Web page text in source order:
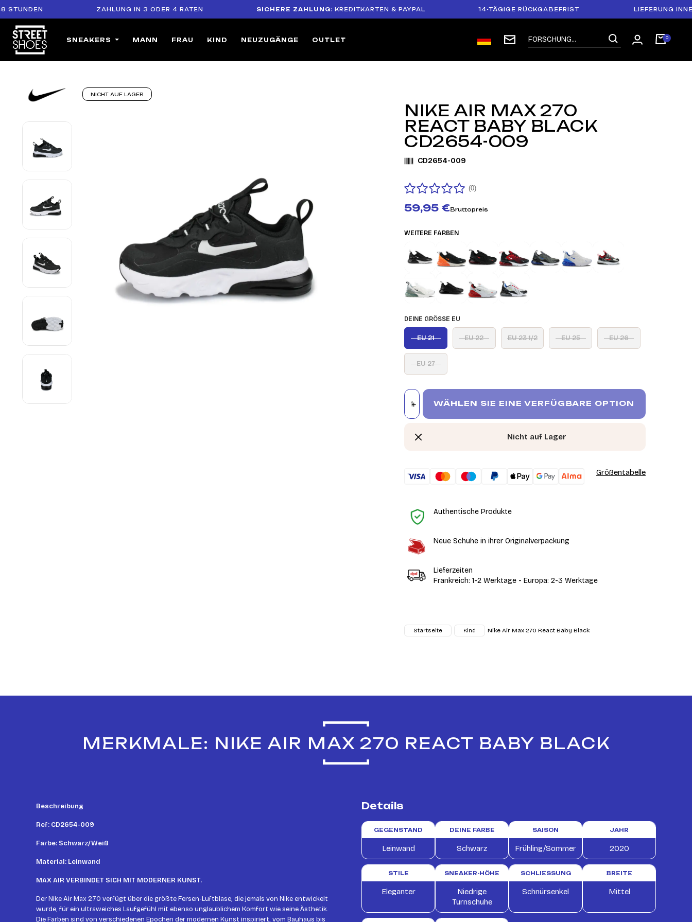
ZAHLUNG IN 3 ODER 4 RATEN SICHERE ZAHLUNG: KREDITKARTEN & PAYPAL 14-TÄGIGE RÜCKGABEFRIST LIEFERUNG
SNEAKERS MANN FRAU KIND NEUZUGÄNGE OUTLET
NICHT AUF LAGER
NIKE AIR MAX 270
REACT BABY BLACK
CD2654-009
CD2654-009
(0)
59,95 €Bruttopreis
WEITERE FARBEN
DEINE GRÖSSE EU
EU 21 EU 22 EU 23 1/2 EU 25 EU 26
EU 27
WÄHLEN SIE EINE VERFÜGBARE OPTION
Nicht auf Lager
Größentabelle
Authentische Produkte
Neue Schuhe in ihrer Originalverpackung
Lieferzeiten
Frankreich: 1-2 Werktage - Europa: 2-3 Werktage
Startseite Kind Nike Air Max 270 React Baby Black
MERKMALE: NIKE AIR MAX 270 REACT BABY BLACK
Beschreibung
Ref: CD2654-009
Farbe: Schwarz/Weiß
Material: Leinwand
MAX AIR VERBINDET SICH MIT MODERNER KUNST.
Der Nike Air Max 270 verfügt über die größte Fersen-Luftblase, die jemals von Nike entwickelt
wurde, für ein ultraweiches Laufgefühl mit ebenso unglaublichem Komfort wie seine Ästhetik.
Die Farben sind von verschiedenen Epochen der modernen Kunst inspiriert, vom Bauhaus bis
Details
GEGENSTAND
Leinwand
DEINE FARBE
Schwarz
SAISON
Frühling/Sommer
JAHR
2020
STILE
Eleganter
SNEAKER-HÖHE
Niedrige
Turnschuhe
SCHLIESSUNG
Schnürsenkel
BREITE
Mittel